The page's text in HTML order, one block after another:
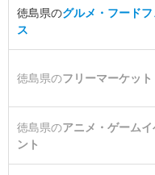
徳島県のグルメ・フードフ
ス
徳島県のフリーマーケット
徳島県のアニメ・ゲーム
ント